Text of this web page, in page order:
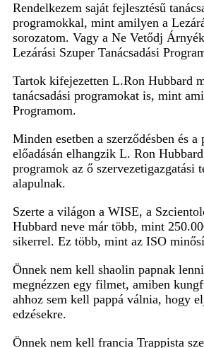
Rendelkezem saját fejlesztésű
programokkal, mint amilyen a
sorozatom. Vagy a Ne Vetődj
Lezárási Szuper Tanácsadási
Tartok kifejezetten L.Ron Hubbard
tanácsadási programokat is, mint
Programom.
Minden esetben a szerződésben és
előadásán elhangzik L. Ron
programok az ő szervezetigazgatási
alapulnak.
Szerte a világon a WISE, a
Hubbard neve már több, mint
sikerrel. Ez több, mint az ISO
Önnek nem kell shaolin papnak
megnézzen egy filmet, amiben
ahhoz sem kell pappá válnia, hogy
edzésekre.
Önnek nem kell francia Trappista